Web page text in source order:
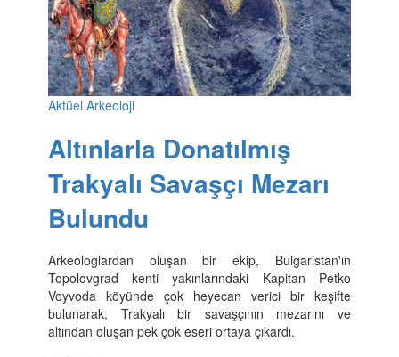
Aktüel Arkeoloji
Altınlarla Donatılmış
Trakyalı Savaşçı Mezarı
Bulundu
Arkeologlardan oluşan bir ekip, Bulgaristan'ın
Topolovgrad kenti yakınlarındaki Kapitan Petko
Voyvoda köyünde çok heyecan verici bir keşifte
bulunarak, Trakyalı bir savaşçının mezarını ve
altından oluşan pek çok eseri ortaya çıkardı.